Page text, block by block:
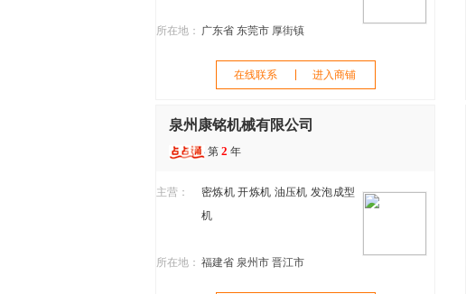
所在地： 广东省 东莞市 厚街镇
在线联系 进入商铺
泉州康铭机械有限公司
第 2 年
主营： 密炼机 开炼机 油压机 发泡成型
机
所在地： 福建省 泉州市 晋江市